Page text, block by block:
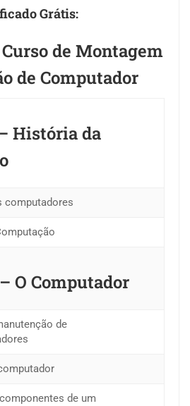
Grátis:
de Montagem
de Computador
História da
computadores
O Computador
de
de um